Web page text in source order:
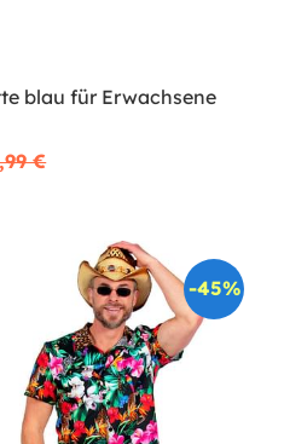
blau für Erwachsene
€
-45%